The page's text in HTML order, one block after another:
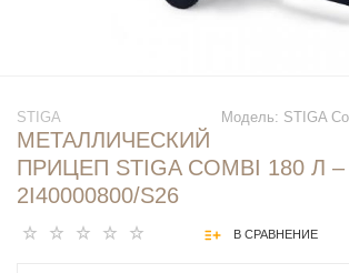
Модель: STIGA
STIGA
МЕТАЛЛИЧЕСКИЙ
ПРИЦЕП STIGA COMBI 180 Л –
2I40000800/S26
В СРАВНЕНИЕ